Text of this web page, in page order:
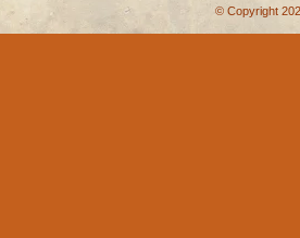
© Copyright